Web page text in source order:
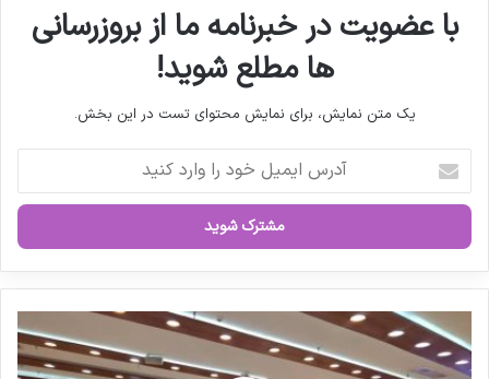
با عضویت در خبرنامه ما از بروزرسانی
ها مطلع شوید!
یک متن نمایش، برای نمایش محتوای تست در این بخش.
ر
ا
ی
م
ل
خ
ش
س